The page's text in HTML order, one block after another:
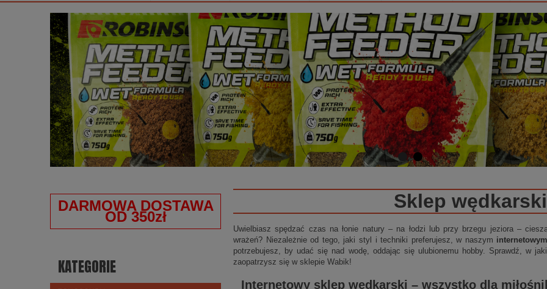
DARMOWA DOSTAWA
OD 350zł
KATEGORIE
Sklep wędkarski
Uwielbiasz spędzać czas na łonie natury – na łodzi lub przy brzegu jeziora –
wrażeń? Niezależnie od tego, jaki styl i techniki preferujesz, w naszym
potrzebujesz, by udać się nad wodę, oddając się ulubionemu hobby. Sprawdź, w
zaopatrzysz się w sklepie Wabik!
Internetowy sklep wędkarski – wszystko dla